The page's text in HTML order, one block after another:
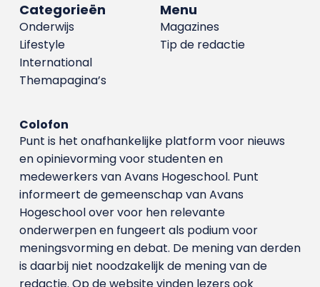
Menu
Magazines
Tip de redactie
Categorieën
Onderwijs
Lifestyle
International
Themapagina’s
Colofon
Punt is het onafhankelijke platform voor nieuws
en opinievorming voor studenten en
medewerkers van Avans Hoge­school. Punt
informeert de gemeenschap van Avans
Hogeschool over voor hen relevante
onderwerpen en fungeert als podium voor
meningsvorming en debat. De mening van derden
is daarbij niet noodzakelijk de mening van de